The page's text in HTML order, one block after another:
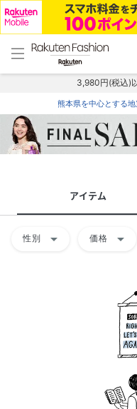
menu home
トップ
3,980円(税込)
熊本県を中心とする
アイテム
性別 arrow_drop_down 価格 arrow_drop_down